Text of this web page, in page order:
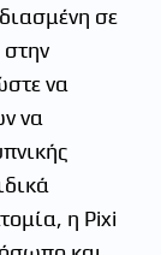
σε
στην
να
να
η Pixi